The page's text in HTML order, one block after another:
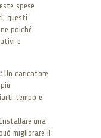
spese
questi
poiché
e
Un caricatore
tempo e
Installare una
migliorare il